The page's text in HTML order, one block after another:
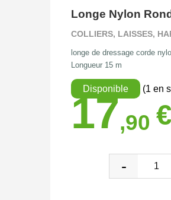
Longe Nylon
COLLIERS, LAISSES,
longe de dressage corde
Longueur 15 m
Disponible (1 en
17,90 €